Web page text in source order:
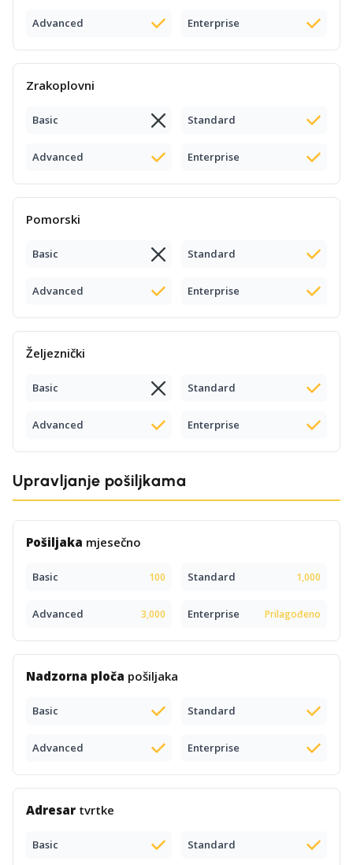
Advanced Enterprise
Zrakoplovni
Basic Standard
Advanced Enterprise
Pomorski
Basic Standard
Advanced Enterprise
Željeznički
Basic Standard
Advanced Enterprise
Upravljanje pošiljkama
Pošiljaka mjesečno
Basic 100 Standard 1,000
Advanced 3,000 Enterprise Prilagođeno
Nadzorna ploča pošiljaka
Basic Standard
Advanced Enterprise
Adresar tvrtke
Basic Standard